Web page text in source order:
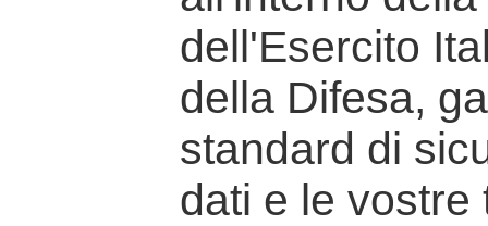
dell'Esercito
della Difesa,
standard di
dati e le vostre